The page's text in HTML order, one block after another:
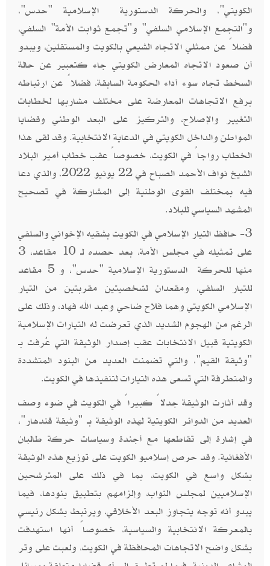
الكويتي"، والحركة الدستورية الإسلامية "حدس"،
و"التجمع الإسلامي السلفي" و"تجمع ثوابت الأمة" السلفي،
فضلاً عن ممثلي الاتجاه الشيعي بالكويت والمستقلين، ويبدو
أن صعود الاتجاه المعارض الكويتي جاء كتعبير عن حالة
السخط تجاه سوء أداء الحكومة السابقة، فضلاً عن ارتباطه
برفع الاتجاهات المعارضة على مختلف مشاربها لخطابات
التغيير والإصلاح، والتركيز على البعد الوطني وقضايا
المواطن والداخل الكويتي في الدعاية الانتخابية. وقد لقى هذا
الخطاب رواجاً في الكويت، خصوصاً عقب خطاب أمير البلاد
الشيخ نواف الأحمد الصباح في 22 يونيو 2022، والذي دعا
فيه بمختلف القوى الوطنية إلى المشاركة في تصحيح
المشهد السياسي للبلاد.
3- حافظ التيار الإسلامي في الكويت بشقيه الإخواني والسلفي
على تمثيله في مجلس الأمة، بعد حصده لـ 10 مقاعد، 3
منها للحركة الدستورية الإسلامية "حدس"، و 5 مقاعد
للتيار السلفي، ومقعدان لشخصيتين مقربتين من التيار
الإسلامي الكويتي وهما فلاح ضاحي وعبد الله فهاد، وذلك على
الرغم من الهجوم الشديد الذي تعرضت له التيارات الإسلامية
الكويتية قبيل الانتخابات عقب إصدار الوثيقة التي عُرفت بـ
"وثيقة القيم"، والتي تضمنت العديد من البنود المتشددة
والمتطرفة التي تسعى هذه التيارات لتنفيذها في الكويت.
وقد أثارت الوثيقة جدلاً كبيراً في الكويت في ضوء وصف
العديد من الدوائر الكويتية لهذه الوثيقة بـ "وثيقة قندهار"،
في إشارة إلى تقاطعها مع أجندة وسياسات حركة طالبان
الأفغانية. وقد حرص إسلاميو الكويت على توزيع هذه الوثيقة
بشكل واسع في الكويت، بما في ذلك على المترشحين
الإسلاميين لمجلس النواب، وإلزامهم بتطبيق بنودها، فيما
يبدو أنه توجه يتجاوز البعد الأخلاقي، ويرتبط بشكل رئيسي
بالمعركة الانتخابية والسياسية، خصوصاً أنها استهدفت
بشكل واضح الاتجاهات المحافظة في الكويت، ولعبت على وتر